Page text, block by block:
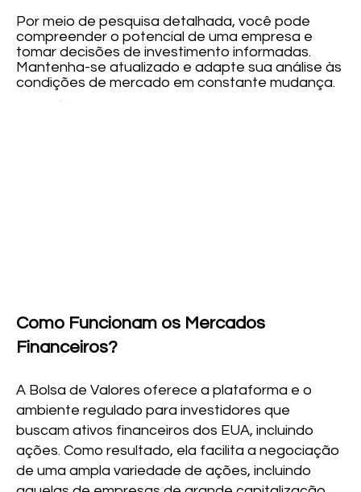
Por meio de pesquisa detalhada, você pode
compreender o potencial de uma empresa e
tomar decisões de investimento informadas.
Mantenha-se atualizado e adapte sua análise às
condições de mercado em constante mudança.
Como Funcionam os Mercados
Financeiros?
A Bolsa de Valores oferece a plataforma e o
ambiente regulado para investidores que
buscam ativos financeiros dos EUA, incluindo
ações. Como resultado, ela facilita a negociação
de uma ampla variedade de ações, incluindo